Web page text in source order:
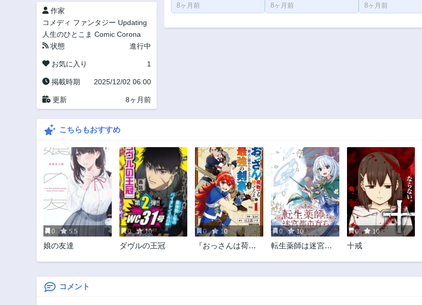
作家
コメディ ファンタジー Updating
人生のひとこま Comic Corona
状態
進行中
お気に入り 1
掲載時期 2025/12/02 06:00
更新 8ヶ月前
8ヶ月前 8ヶ月前 8ヶ月前
こちらもおすすめ
0 5.5
娘の友達
0 10
ダヴルの王冠
0 10
『おっさんは荷物
てるけど、実は最
0 10
転生薬師は迷宮都
0 10
十戒
コメント